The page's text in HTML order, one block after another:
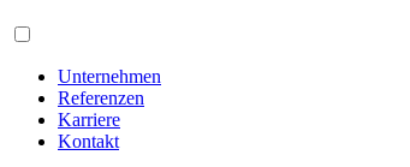
Unternehmen
Referenzen
Karriere
Kontakt